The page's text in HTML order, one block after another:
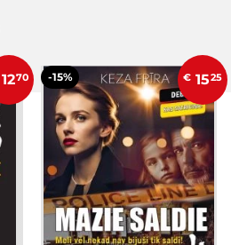
1270 -15% € 1525